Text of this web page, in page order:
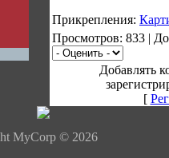
Прикрепления:
Просмотров: 833 |
Добавлять
[
MyCorp © 2026